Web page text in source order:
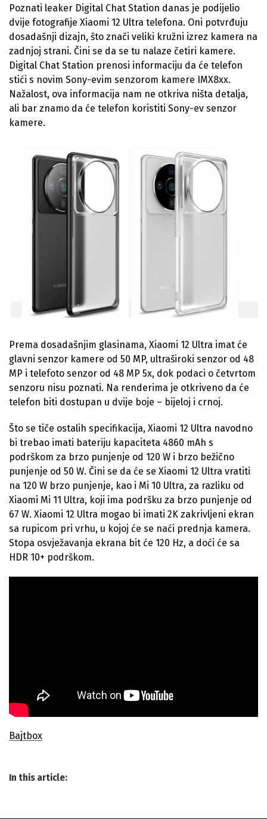
Poznati leaker Digital Chat Station danas je podijelio
dvije fotografije Xiaomi 12 Ultra telefona. Oni potvrđuju
dosadašnji dizajn, što znači veliki kružni izrez kamera na
zadnjoj strani. Čini se da se tu nalaze četiri kamere.
Digital Chat Station prenosi informaciju da će telefon
stići s novim Sony-evim senzorom kamere IMX8xx.
Nažalost, ova informacija nam ne otkriva ništa detalja,
ali bar znamo da će telefon koristiti Sony-ev senzor
kamere.
Prema dosadašnjim glasinama, Xiaomi 12 Ultra imat će
glavni senzor kamere od 50 MP, ultraširoki senzor od 48
MP i telefoto senzor od 48 MP 5x, dok podaci o četvrtom
senzoru nisu poznati. Na renderima je otkriveno da će
telefon biti dostupan u dvije boje – bijeloj i crnoj.
Što se tiče ostalih specifikacija, Xiaomi 12 Ultra navodno
bi trebao imati bateriju kapaciteta 4860 mAh s
podrškom za brzo punjenje od 120 W i brzo bežično
punjenje od 50 W. Čini se da će se Xiaomi 12 Ultra vratiti
na 120 W brzo punjenje, kao i Mi 10 Ultra, za razliku od
Xiaomi Mi 11 Ultra, koji ima podršku za brzo punjenje od
67 W. Xiaomi 12 Ultra mogao bi imati 2K zakrivljeni ekran
sa rupicom pri vrhu, u kojoj će se naći prednja kamera.
Stopa osvježavanja ekrana bit će 120 Hz, a doći će sa
HDR 10+ podrškom.
Bajtbox
In this article: